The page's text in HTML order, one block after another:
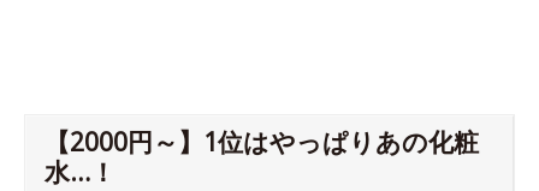
【2000円～】1位はやっぱりあの化粧
水…！